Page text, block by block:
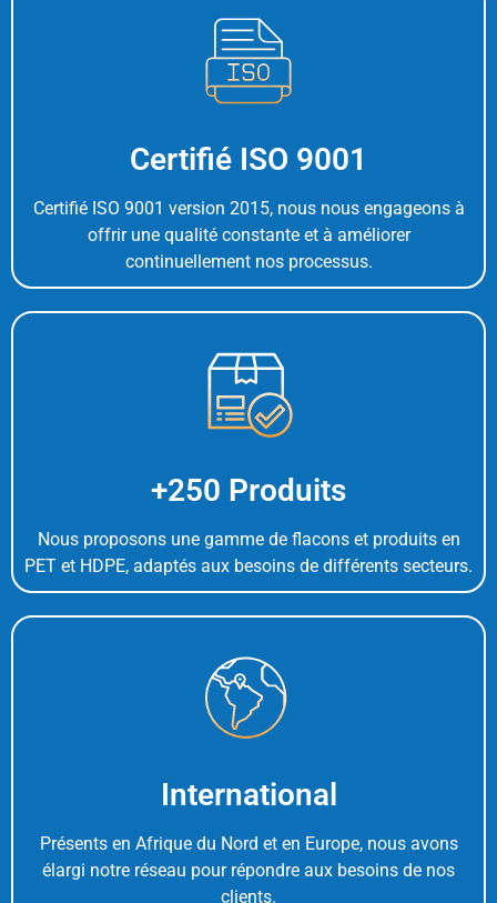
Certifié ISO 9001
Certifié ISO 9001 version 2015, nous nous engageons à
offrir une qualité constante et à améliorer
continuellement nos processus.
+250 Produits
Nous proposons une gamme de flacons et produits en
PET et HDPE, adaptés aux besoins de différents secteurs.
International
Présents en Afrique du Nord et en Europe, nous avons
élargi notre réseau pour répondre aux besoins de nos
clients.